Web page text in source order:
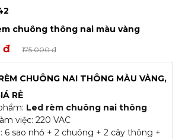
chuông thông nai màu vàng
đ 175.000 đ
CHUÔNG NAI THÔNG MÀU VÀNG,
RẺ
Led rèm chuông nai thông
việc: 220 VAC
6 sao nhỏ + 2 chuông + 2 cây thông +